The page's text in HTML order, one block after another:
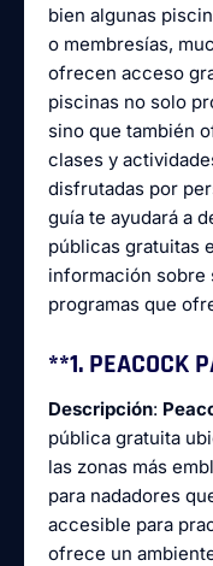
bien algunas
o membresías,
ofrecen acceso
piscinas no solo
sino que también
clases y
disfrutadas por
guía te ayudará a
públicas gratuitas
información sobre
programas que
**1. PEACOCK
Descripción:
pública gratuita
las zonas más
para nadadores
accesible para
ofrece un